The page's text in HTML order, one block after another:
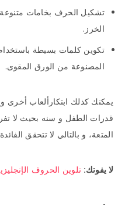
تشكيل الحرف بخامات
الخرز.
تكوين كلمات بسيطة
المصنوعة من الورق المقوى.
يمكنك كذلك ابتكارألعاب أخرى
قدرات الطفل و سنه بحيث لا
المتعة، و بالتالي لا تتحقق
لا يفوتك: تلوين الحروف